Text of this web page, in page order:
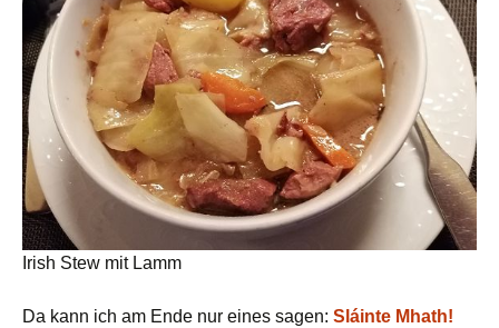
Irish Stew mit Lamm
Da kann ich am Ende nur eines sagen: Sláinte Mhath!